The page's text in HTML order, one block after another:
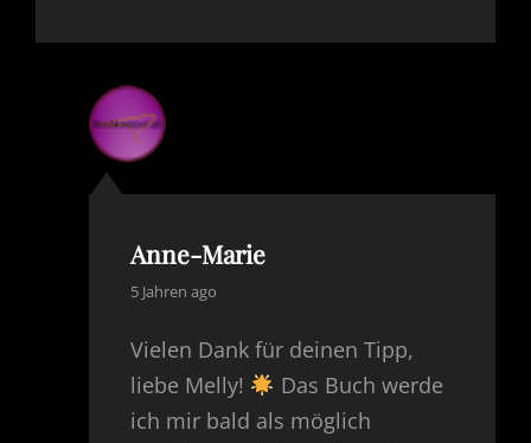
Anne-Marie
says:
5 Jahren ago
Vielen Dank für deinen Tipp,
liebe Melly!
Das Buch werde
ich mir bald als möglich